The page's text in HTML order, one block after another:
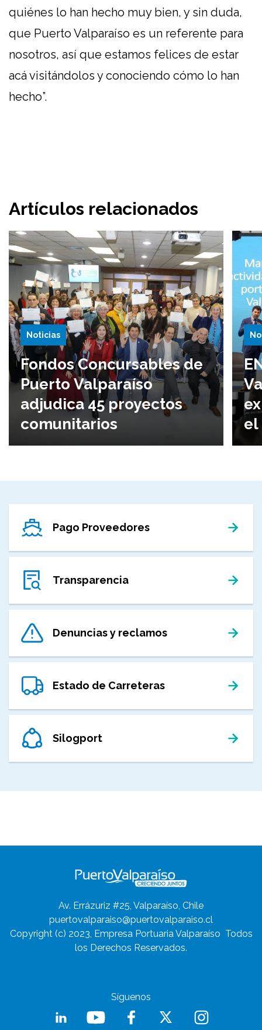
quiénes lo han hecho muy bien, y sin duda,
que Puerto Valparaíso es un referente para
nosotros, así que estamos felices de estar
acá visitándolos y conociendo cómo lo han
hecho”.
Artículos relacionados
Noticias
Fondos Concursables de
Puerto Valparaíso
adjudica 45 proyectos
comunitarios
el
Pago Proveedores
Transparencia
Denuncias y reclamos
Estado de Carreteras
Silogport
Av. Errázuriz #25, Valparaíso, Chile
puertovalparaiso@puertovalparaiso.cl
Copyright (c) 2023, Empresa Portuaria Valparaíso Todos
los Derechos Reservados.
Síguenos